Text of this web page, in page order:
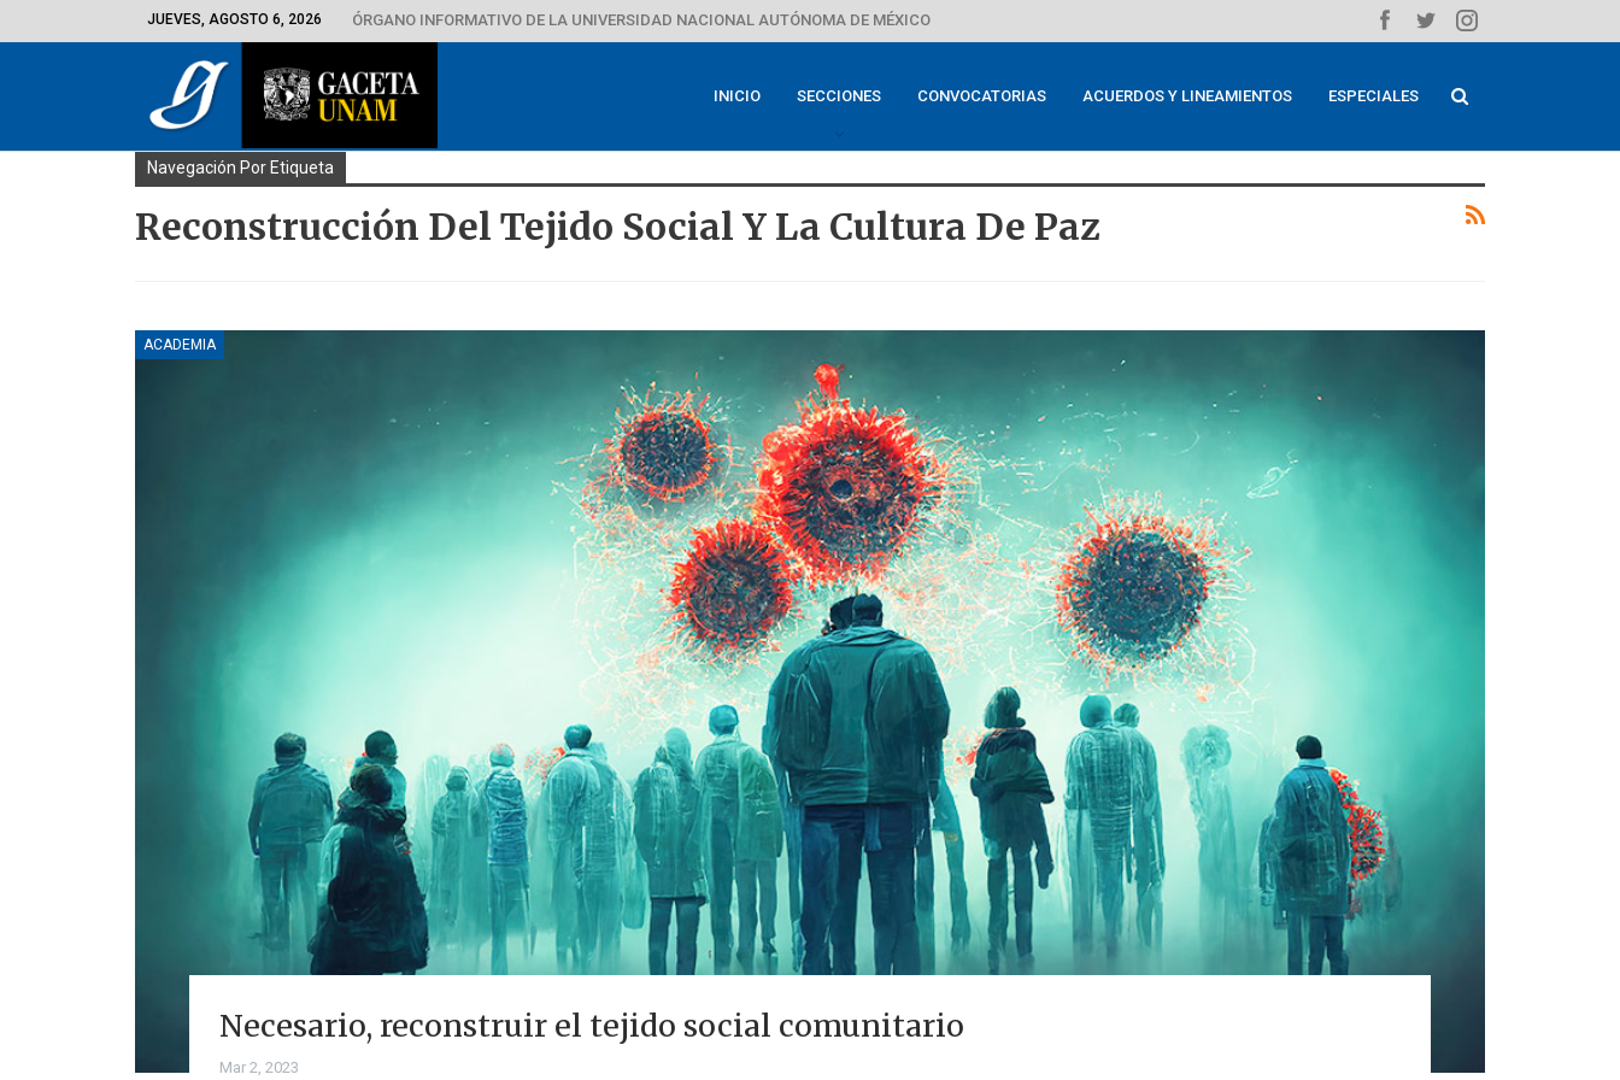
JUEVES, AGOSTO 6, 2026 ÓRGANO INFORMATIVO DE LA UNIVERSIDAD NACIONAL AUTÓNOMA DE MÉXICO
INICIO SECCIONES CONVOCATORIAS ACUERDOS Y LINEAMIENTOS ESPECIALES
Navegación Por Etiqueta
Reconstrucción Del Tejido Social Y La Cultura De Paz
ACADEMIA
Necesario, reconstruir el tejido social comunitario
Mar 2, 2023